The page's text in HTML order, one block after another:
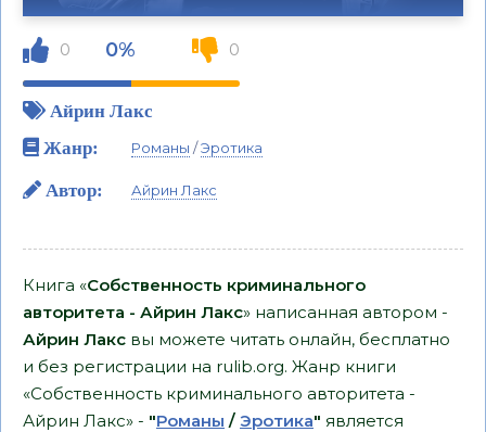
0 0% 0
Айрин Лакс
Жанр:
Романы /Эротика
Автор: Айрин Лакс
Книга «Собственность криминального
авторитета - Айрин Лакс» написанная автором -
Айрин Лакс вы можете читать онлайн, бесплатно
и без регистрации на rulib.org. Жанр книги
«Собственность криминального авторитета -
Айрин Лакс» - "Романы / Эротика" является